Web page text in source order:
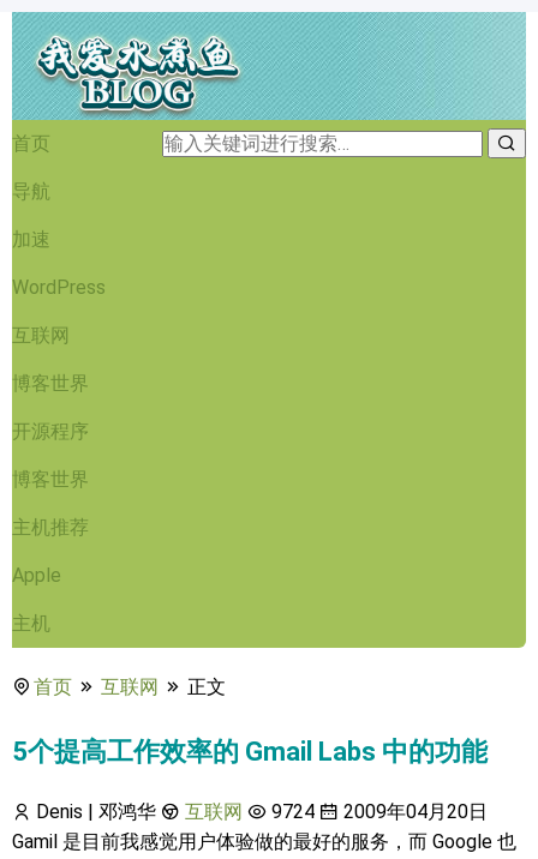
首页
导航
加速
WordPress
互联网
博客世界
开源程序
博客世界
主机推荐
Apple
主机
首页 互联网 正文
5个提高工作效率的 Gmail Labs 中的功能
Denis | 邓鸿华 互联网 9724
2009年04月20日
Gamil 是目前我感觉用户体验做的最好的服务，而 Google 也